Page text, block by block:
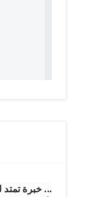
خبرة تمتد لأكثر من 60 عاماً ...